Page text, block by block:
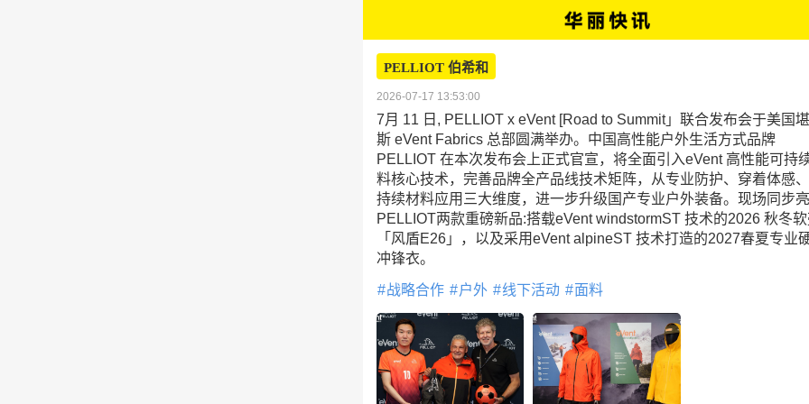
PELLIOT 伯希和
2026-07-17 13:53:00
7月 11 日, PELLIOT x eVent [Road to Summit」联合发布会于美国
斯 eVent Fabrics 总部圆满举办。中国高性能户外生活方式品牌
PELLIOT 在本次发布会上正式官宣，将全面引入eVent 高性能可持
料核心技术，完善品牌全产品线技术矩阵，从专业防护、穿着体感
持续材料应用三大维度，进一步升级国产专业户外装备。现场同步
PELLIOT两款重磅新品:搭载eVent windstormST 技术的2026 秋冬软
「风盾E26」，以及采用eVent alpineST 技术打造的2027春夏专业
冲锋衣。
战略合作 户外 线下活动 面料